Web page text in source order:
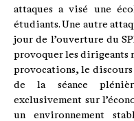
attaques a visé une
étudiants. Une autre
jour de l’ouverture du
provoquer les dirigeants
provocations, le
de la séance
exclusivement sur
un environnement